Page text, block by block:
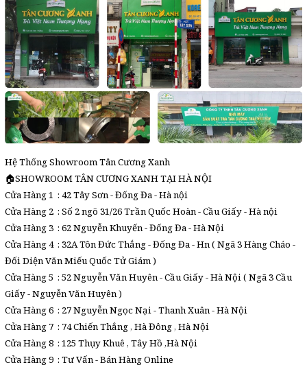
Hệ Thống Showroom Tân Cương Xanh
🏠SHOWROOM TÂN CƯƠNG XANH TẠI HÀ NỘI
Cửa Hàng 1 : 42 Tây Sơn - Đống Đa - Hà nội
Cửa Hàng 2 : Số 2 ngõ 31/26 Trần Quốc Hoàn - Cầu Giấy - Hà nội
Cửa Hàng 3 : 62 Nguyễn Khuyến - Đống Đa - Hà Nội
Cửa Hàng 4 : 32A Tôn Đức Thắng - Đống Đa - Hn ( Ngã 3 Hàng Cháo -
Đối Diện Văn Miếu Quốc Tử Giám )
Cửa Hàng 5 : 52 Nguyễn Văn Huyên - Cầu Giấy - Hà Nội ( Ngã 3 Cầu
Giấy - Nguyễn Văn Huyên )
Cửa Hàng 6 : 27 Nguyễn Ngọc Nại - Thanh Xuân - Hà Nội
Cửa Hàng 7 : 74 Chiến Thắng , Hà Đông , Hà Nội
Cửa Hàng 8 : 125 Thụy Khuê , Tây Hồ ,Hà Nội
Cửa Hàng 9 : Tư Vấn - Bán Hàng Online